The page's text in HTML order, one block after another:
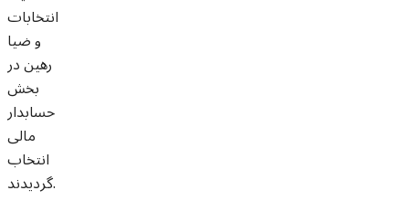
انتخابات
و ضیا
رهین در
بخش
حسابدار
مالی
انتخاب
گردیدند.